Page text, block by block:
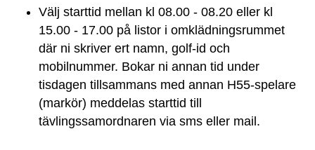
Välj starttid mellan kl 08.00 - 08.20 eller kl
15.00 - 17.00 på listor i omklädningsrummet
där ni skriver ert namn, golf-id och
mobilnummer. Bokar ni annan tid under
tisdagen tillsammans med annan H55-spelare
(markör) meddelas starttid till
tävlingssamordnaren via sms eller mail.